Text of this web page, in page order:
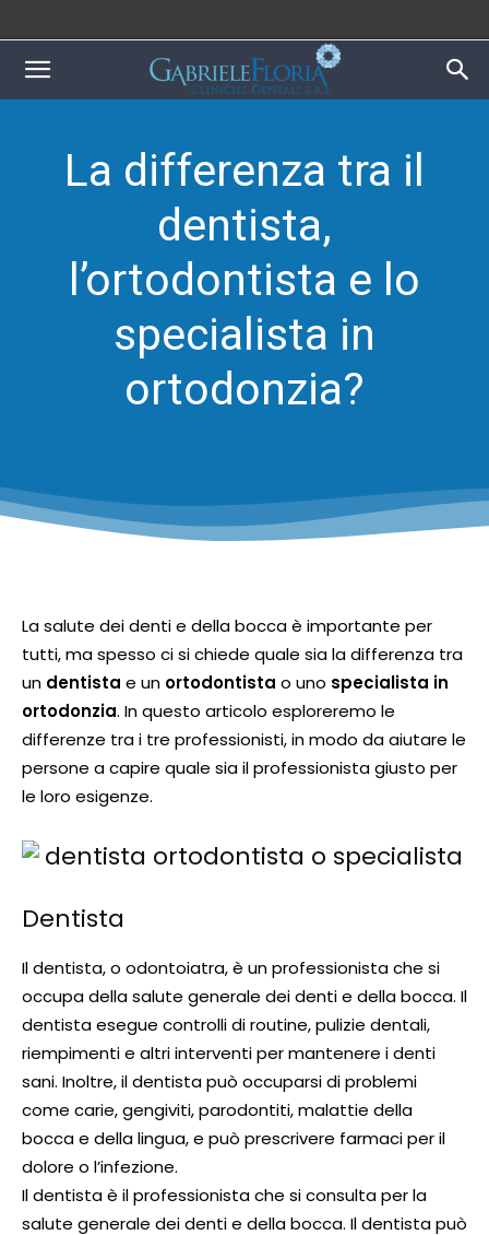
La differenza tra il
dentista,
l’ortodontista e lo
specialista in
ortodonzia?
La salute dei denti e della bocca è importante per
tutti, ma spesso ci si chiede quale sia la differenza tra
un dentista e un ortodontista o uno specialista in
ortodonzia. In questo articolo esploreremo le
differenze tra i tre professionisti, in modo da aiutare le
persone a capire quale sia il professionista giusto per
le loro esigenze.
Dentista
Il dentista, o odontoiatra, è un professionista che si
occupa della salute generale dei denti e della bocca. Il
dentista esegue controlli di routine, pulizie dentali,
riempimenti e altri interventi per mantenere i denti
sani. Inoltre, il dentista può occuparsi di problemi
come carie, gengiviti, parodontiti, malattie della
bocca e della lingua, e può prescrivere farmaci per il
dolore o l’infezione.
Il dentista è il professionista che si consulta per la
salute generale dei denti e della bocca. Il dentista può